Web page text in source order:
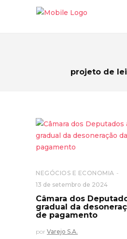
projeto de
NEGÓCIOS E ECONOMIA
13 de setembro de 2024
Câmara dos
gradual da
de pagamento
por Varejo S.A.